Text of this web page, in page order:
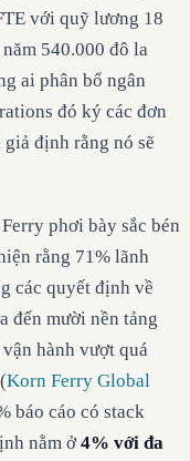
với quỹ lương 18
540.000 đô la
ai phân bổ ngân
đó ký các đơn
định rằng nó sẽ
phơi bày sắc bén
rằng 71% lãnh
các quyết định về
đến mười nền tảng
hành vượt quá
Korn Ferry Global
báo cáo có stack
nằm ở4% với đa